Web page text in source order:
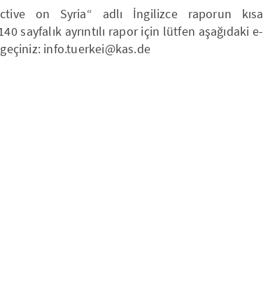
on Syria“ adlı İngilizce raporun kısa
sayfalık ayrıntılı rapor için lütfen aşağıdaki e-
info.tuerkei@kas.de